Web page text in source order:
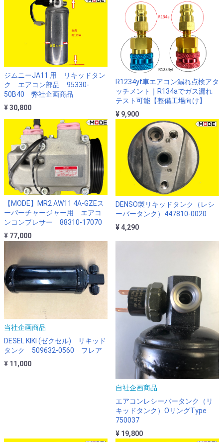
ジムニーJA11 用 リキッドタン
ク エアコン部品 95330-
50B40 弊社企画商品
¥ 30,800
R1234yf車エアコン漏れ点検アタ
ッチメント｜R134aでガス漏れ
テスト可能【整備工場向け】
¥ 9,900
【MODE】MR2 AW11 4A-GZEス
ーパーチャージャー用 エアコ
ンコンプレサー 88310-17070
¥ 77,000
DENSO製リキッドタンク（レシ
ーバータンク）447810-0020
¥ 4,290
当社企画商品
DESEL KIKI (ゼクセル) リキッド
タンク 509632-0560 フレア
¥ 11,000
自社企画商品
エアコンレシーバータンク（リ
キッドタンク）OリングType
750037
¥ 19,800